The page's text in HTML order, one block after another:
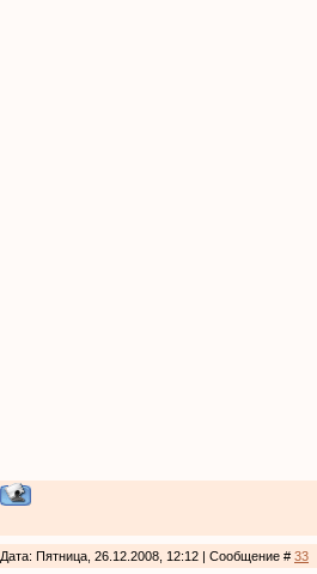
Дата: Пятница, 26.12.2008, 12:12 | Сообщение # 33